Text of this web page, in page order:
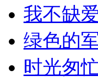
我不缺
绿色的
时光匆